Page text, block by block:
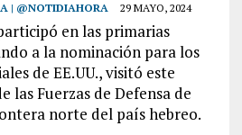
| @NOTIDIAHORA 29 MAYO, 2024
en las primarias
a la nominación para los
de EE.UU., visitó este
las Fuerzas de Defensa de
norte del país hebreo.